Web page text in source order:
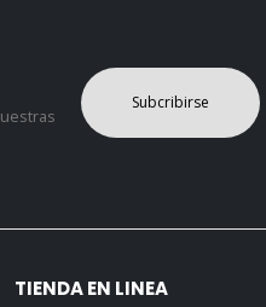
Subcribirse
TIENDA EN LINEA